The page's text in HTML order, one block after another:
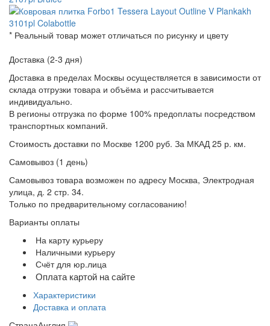
* Реальный товар может отличаться по рисунку и цвету
Доставка (2-3 дня)
Доставка в пределах Москвы осуществляется в зависимости от
склада отгрузки товара и объёма и рассчитывается
индивидуально.
В регионы отгрузка по форме 100% предоплаты посредством
транспортных компаний.
Стоимость доставки по Москве 1200 руб. За МКАД 25 р. км.
Самовывоз (1 день)
Самовывоз товара возможен по адресу Москва, Электродная
улица, д. 2 стр. 34.
Только по предварительному согласованию!
Варианты оплаты
На карту курьеру
Наличными курьеру
Счёт для юр.лица
Оплата картой на сайте
Характеристики
Доставка и оплата